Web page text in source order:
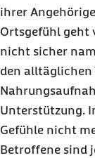
ihrer
Ortsgefühl geht
nicht sicher
den alltäglichen
Unterstützung.
Gefühle nicht
Betroffene sind